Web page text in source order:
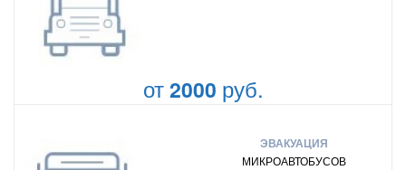
от2000 руб.
ЭВАКУАЦИЯ
МИКРОАВТОБУСОВ